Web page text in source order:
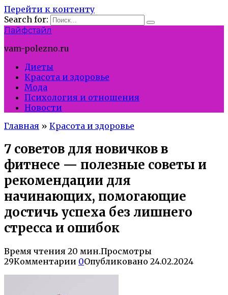
Перейти к контенту
Search for:
Лайфстайл
vam-polezno.ru
Диеты
Красота и здоровье
Мода
Психология и отношения
Новости
Главная » Красота и здоровье
7 советов для новичков в
фитнесе — полезные советы и
рекомендации для
начинающих, помогающие
достичь успеха без лишнего
стресса и ошибок
Время чтения 20 мин.Просмотры
29Комментарии 0Опубликовано 24.02.2024